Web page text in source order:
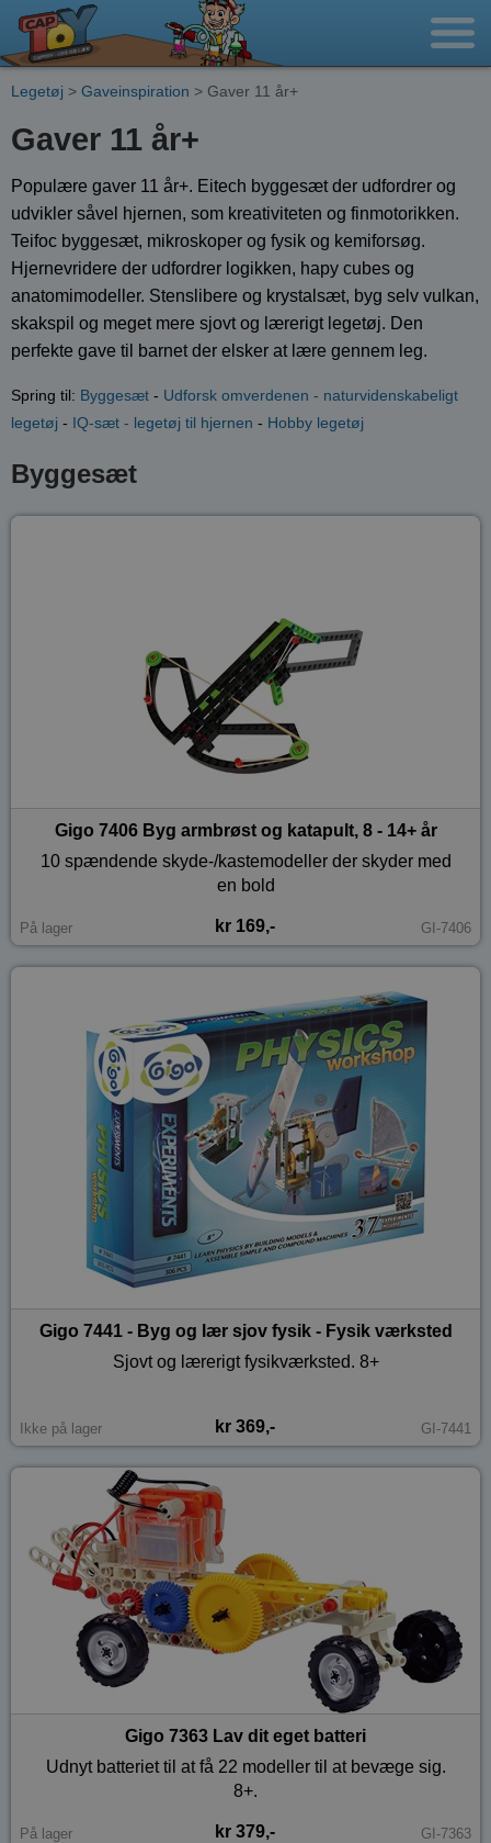
Legetøj > Gaveinspiration > Gaver 11 år+
Gaver 11 år+
Populære gaver 11 år+. Eitech byggesæt der udfordrer og
udvikler såvel hjernen, som kreativiteten og finmotorikken.
Teifoc byggesæt, mikroskoper og fysik og kemiforsøg.
Hjernevridere der udfordrer logikken, hapy cubes og
anatomimodeller. Stenslibere og krystalsæt, byg selv vulkan,
skakspil og meget mere sjovt og lærerigt legetøj. Den
perfekte gave til barnet der elsker at lære gennem leg.
Spring til: Byggesæt - Udforsk omverdenen - naturvidenskabeligt
legetøj - IQ-sæt - legetøj til hjernen - Hobby legetøj
Byggesæt
Gigo 7406 Byg armbrøst og katapult, 8 - 14+ år
10 spændende skyde-/kastemodeller der skyder med
en bold
På lager kr 169,- GI-7406
Gigo 7441 - Byg og lær sjov fysik - Fysik værksted
Sjovt og lærerigt fysikværksted. 8+
Ikke på lager kr 369,- GI-7441
Gigo 7363 Lav dit eget batteri
Udnyt batteriet til at få 22 modeller til at bevæge sig.
8+.
På lager kr 379,- GI-7363